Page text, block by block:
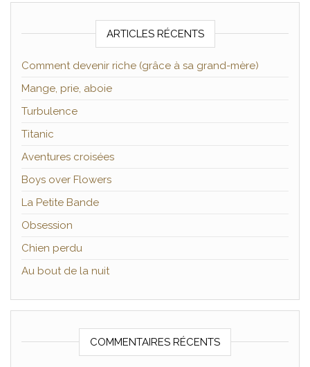
ARTICLES RÉCENTS
Comment devenir riche (grâce à sa grand-mère)
Mange, prie, aboie
Turbulence
Titanic
Aventures croisées
Boys over Flowers
La Petite Bande
Obsession
Chien perdu
Au bout de la nuit
COMMENTAIRES RÉCENTS